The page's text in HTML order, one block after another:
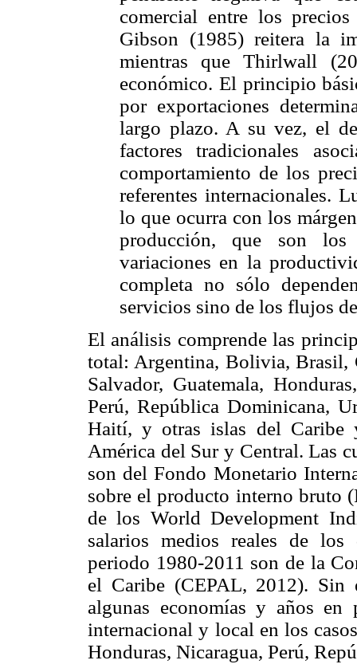
comercial entre los
Gibson (1985) reitera la
mientras que Thirlwall
económico. El principio
por exportaciones
largo plazo. A su vez, el
factores tradicionales
comportamiento de los
referentes internacionales.
lo que ocurra con los
producción, que son los
variaciones en la
completa no sólo
servicios sino de los flujos
El análisis comprende las
total: Argentina, Bolivia, Brasil,
Salvador, Guatemala,
Perú, República Dominicana,
Haití, y otras islas del Caribe
América del Sur y Central. Las
son del Fondo Monetario
sobre el producto interno bruto
de los World Development
salarios medios reales de los
periodo 1980-2011 son de la
el Caribe (CEPAL, 2012). Sin
algunas economías y años en
internacional y local en los
Honduras, Nicaragua, Perú,